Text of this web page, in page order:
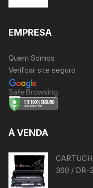
EMPRESA
Quem Somos
Verifcar site seguro
À VENDA
360 / DR-